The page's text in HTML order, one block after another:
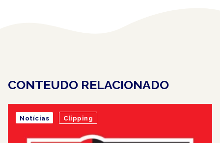
CONTEUDO RELACIONADO
Notícias Clipping